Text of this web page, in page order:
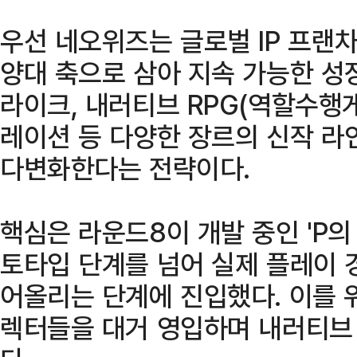
우선 네오위즈는 글로벌 IP 프랜
양대 축으로 삼아 지속 가능한
라이크, 내러티브 RPG(역할수
레이션 등 다양한 장르의 신작
다변화한다는 전략이다.
핵심은 라운드8이 개발 중인 'P
토타입 단계를 넘어 실제 플레이
어올리는 단계에 진입했다. 이를
렉터들을 대거 영입하며 내러티